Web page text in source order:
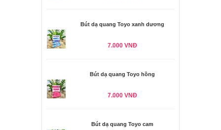
Bút dạ quang Toyo xanh dương
7.000 VNĐ
Bút dạ quang Toyo hồng
7.000 VNĐ
Bút dạ quang Toyo cam